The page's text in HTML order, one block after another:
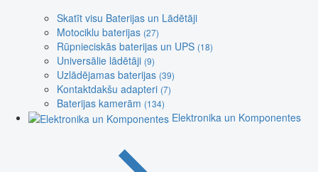
Skatīt visu Baterijas un Lādētāji
Motociklu baterijas (27)
Rūpnieciskās baterijas un UPS (18)
Universālie lādētāji (9)
Uzlādējamas baterijas (39)
Kontaktdakšu adapteri (7)
Baterijas kamerām (134)
Elektronika un Komponentes